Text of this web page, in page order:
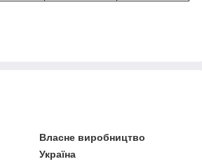
Власне виробництво
Україна